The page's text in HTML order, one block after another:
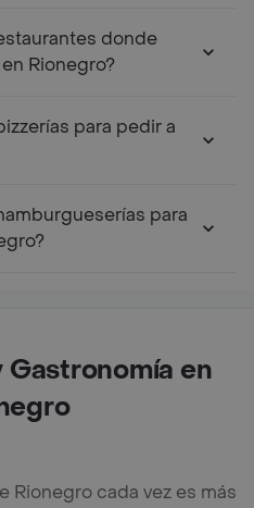
donde
Rionegro?
para pedir a
para
en
Rionegro cada vez es más